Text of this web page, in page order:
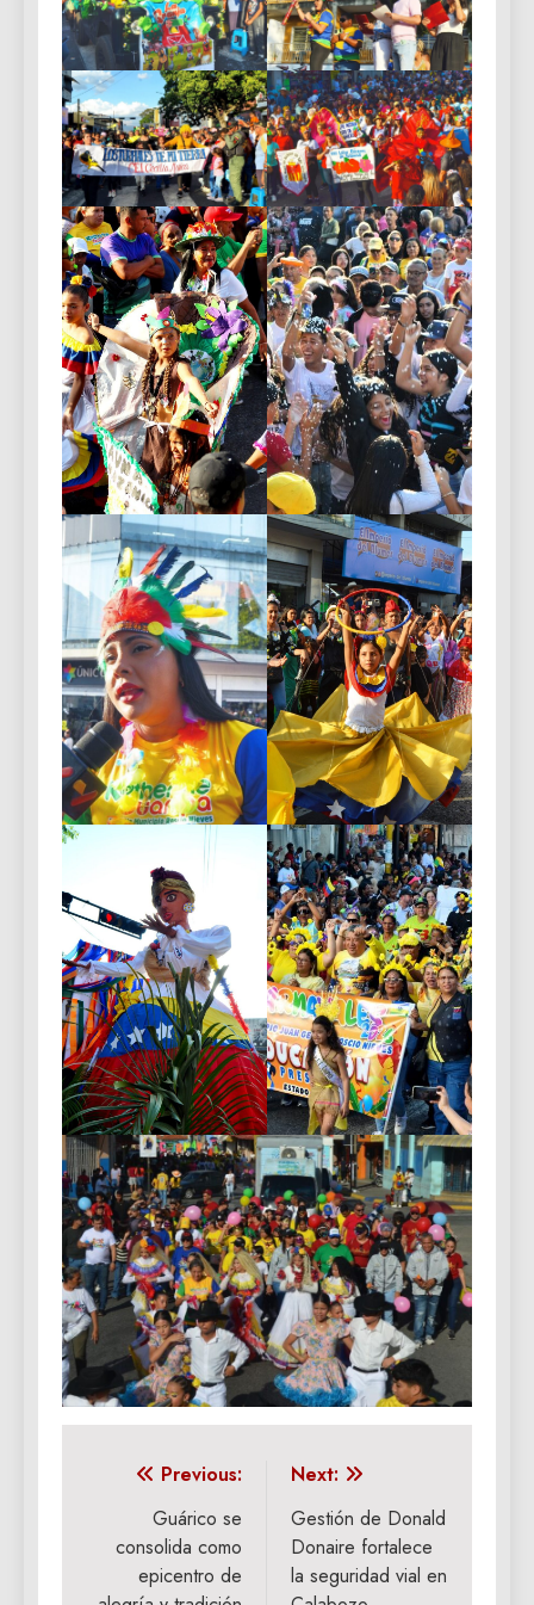
Navegación
entradas
Previous:
Guárico se
consolida como
epicentro de
Next:
Gestión de Donald
Donaire fortalece
la seguridad vial en